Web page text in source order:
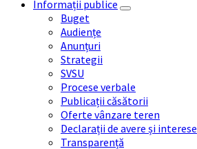
Informații publice
Buget
Audiențe
Anunțuri
Strategii
SVSU
Procese verbale
Publicații căsătorii
Oferte vânzare teren
Declarații de avere și interese
Transparență